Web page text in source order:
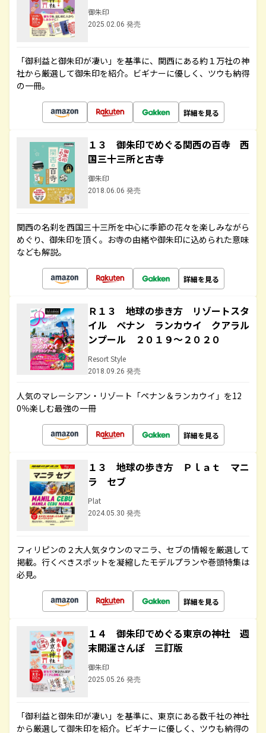
御朱印
2025.02.06 発売
「御利益と御朱印が凄い」を基準に、関西にある約１万社の神
社から厳選して御朱印を紹介。ビギナーに優しく、ツウも納得
の一冊。
詳細を見る
１３ 御朱印でめぐる関西の百寺 西
国三十三所と古寺
御朱印
2018.06.06 発売
関西の名刹を西国三十三所を中心に季節の花々を楽しみながら
めぐり、御朱印を頂く。お寺の由緒や御朱印に込められた意味
なども解説。
詳細を見る
Ｒ１３ 地球の歩き方 リゾートスタ
イル ペナン ランカウイ クアラル
ンプール ２０１９～２０２０
Resort Style
2018.09.26 発売
人気のマレーシアン・リゾート「ペナン＆ランカウイ」を12
0％楽しむ最強の一冊
詳細を見る
１３ 地球の歩き方 Ｐｌａｔ マニ
ラ セブ
Plat
2024.05.30 発売
フィリピンの２大人気タウンのマニラ、セブの情報を厳選して
掲載。行くべきスポットを凝縮したモデルプランや巻頭特集は
必見。
詳細を見る
１４ 御朱印でめぐる東京の神社 週
末開運さんぽ 三訂版
御朱印
2025.05.26 発売
「御利益と御朱印が凄い」を基準に、東京にある数千社の神社
から厳選して御朱印を紹介。ビギナーに優しく、ツウも納得の